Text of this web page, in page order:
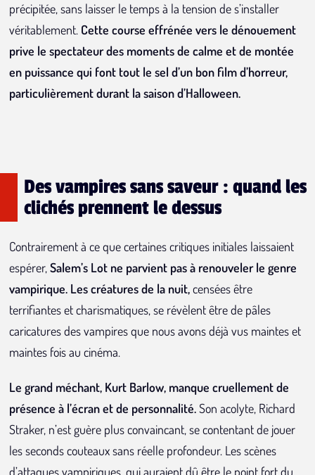
précipitée, sans laisser le temps à la tension de s’installer
véritablement. Cette course effrénée vers le dénouement
prive le spectateur des moments de calme et de montée
en puissance qui font tout le sel d’un bon film d’horreur,
particulièrement durant la saison d’Halloween.
Des vampires sans saveur : quand les
clichés prennent le dessus
Contrairement à ce que certaines critiques initiales laissaient
espérer,Salem’s Lot ne parvient pas à renouveler le genre
vampirique. Les créatures de la nuit,censées être
terrifiantes et charismatiques, se révèlent être de pâles
caricatures des vampires que nous avons déjà vus maintes et
maintes fois au cinéma.
Le grand méchant, Kurt Barlow, manque cruellement de
présence à l’écran et de personnalité.Son acolyte, Richard
Straker, n’est guère plus convaincant, se contentant de jouer
les seconds couteaux sans réelle profondeur. Les scènes
d’attaques vampiriques, qui auraient dû être le point fort du